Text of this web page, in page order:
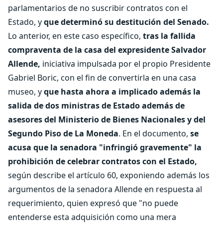
parlamentarios de no suscribir contratos con el
Estado, yque determinó su destitución del Senado.
Lo anterior, en este caso específico, tras la fallida
compraventa de la casa del expresidente Salvador
Allende, iniciativa impulsada por el propio Presidente
Gabriel Boric, con el fin de convertirla en una casa
museo, yque hasta ahora a implicado además la
salida de dos ministras de Estado además de
asesores del Ministerio de Bienes Nacionales y del
Segundo Piso de La Moneda. En el documento, se
acusa que la senadora "infringió gravemente" la
prohibición de celebrar contratos con el Estado,
según describe el artículo 60, exponiendo además los
argumentos de la senadora Allende en respuesta al
requerimiento, quien expresó que "no puede
entenderse esta adquisición como una mera